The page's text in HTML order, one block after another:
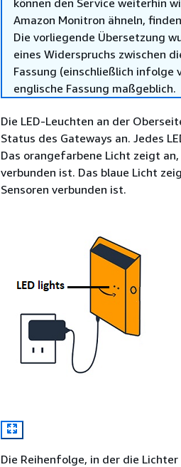
können den Service weiterhin
Amazon Monitron ähneln,
Die vorliegende Übersetzung
eines Widerspruchs zwischen
Fassung (einschließlich infolge
englische Fassung maßgeblich.
Die LED-Leuchten an der
Status des Gateways an. Jedes
Das orangefarbene Licht zeigt
verbunden ist. Das blaue Licht
Sensoren verbunden ist.
Die Reihenfolge, in der die